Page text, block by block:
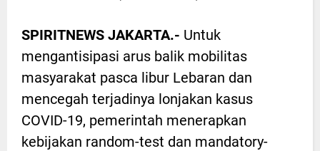
SPIRITNEWS JAKARTA.- Untuk
mengantisipasi arus balik mobilitas
masyarakat pasca libur Lebaran dan
mencegah terjadinya lonjakan kasus
COVID-19, pemerintah menerapkan
kebijakan random-test dan mandatory-